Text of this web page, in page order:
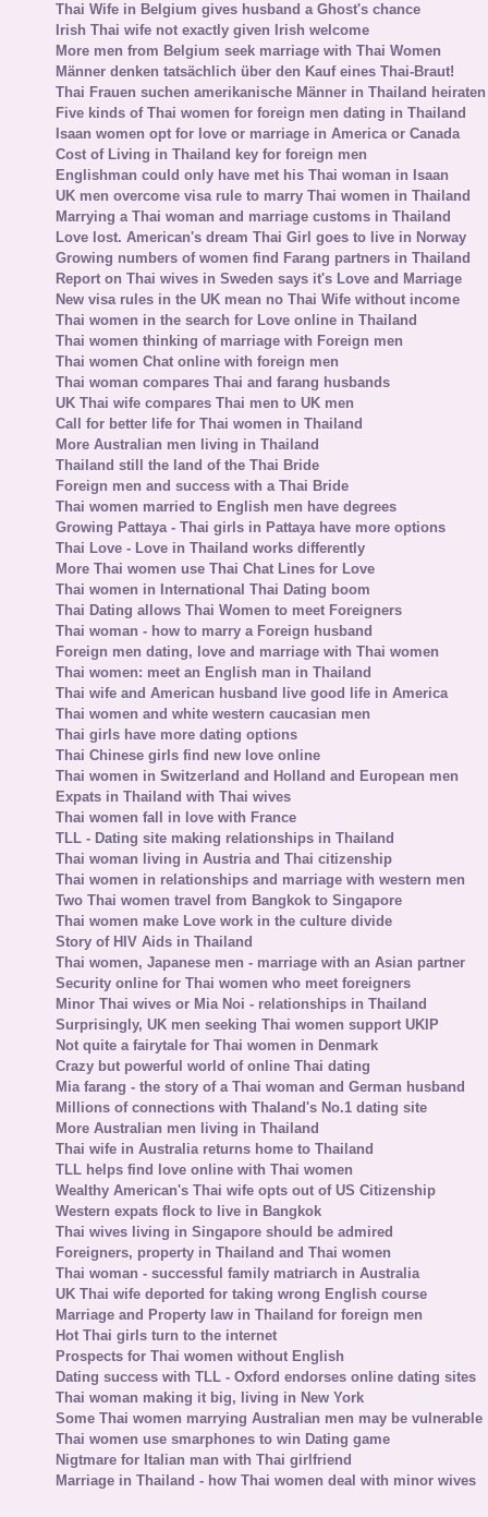
Thai Wife in Belgium gives husband a Ghost's chance
Irish Thai wife not exactly given Irish welcome
More men from Belgium seek marriage with Thai Women
Männer denken tatsächlich über den Kauf eines Thai-Braut!
Thai Frauen suchen amerikanische Männer in Thailand heiraten
Five kinds of Thai women for foreign men dating in Thailand
Isaan women opt for love or marriage in America or Canada
Cost of Living in Thailand key for foreign men
Englishman could only have met his Thai woman in Isaan
UK men overcome visa rule to marry Thai women in Thailand
Marrying a Thai woman and marriage customs in Thailand
Love lost. American's dream Thai Girl goes to live in Norway
Growing numbers of women find Farang partners in Thailand
Report on Thai wives in Sweden says it's Love and Marriage
New visa rules in the UK mean no Thai Wife without income
Thai women in the search for Love online in Thailand
Thai women thinking of marriage with Foreign men
Thai women Chat online with foreign men
Thai woman compares Thai and farang husbands
UK Thai wife compares Thai men to UK men
Call for better life for Thai women in Thailand
More Australian men living in Thailand
Thailand still the land of the Thai Bride
Foreign men and success with a Thai Bride
Thai women married to English men have degrees
Growing Pattaya - Thai girls in Pattaya have more options
Thai Love - Love in Thailand works differently
More Thai women use Thai Chat Lines for Love
Thai women in International Thai Dating boom
Thai Dating allows Thai Women to meet Foreigners
Thai woman - how to marry a Foreign husband
Foreign men dating, love and marriage with Thai women
Thai women: meet an English man in Thailand
Thai wife and American husband live good life in America
Thai women and white western caucasian men
Thai girls have more dating options
Thai Chinese girls find new love online
Thai women in Switzerland and Holland and European men
Expats in Thailand with Thai wives
Thai women fall in love with France
TLL - Dating site making relationships in Thailand
Thai woman living in Austria and Thai citizenship
Thai women in relationships and marriage with western men
Two Thai women travel from Bangkok to Singapore
Thai women make Love work in the culture divide
Story of HIV Aids in Thailand
Thai women, Japanese men - marriage with an Asian partner
Security online for Thai women who meet foreigners
Minor Thai wives or Mia Noi - relationships in Thailand
Surprisingly, UK men seeking Thai women support UKIP
Not quite a fairytale for Thai women in Denmark
Crazy but powerful world of online Thai dating
Mia farang - the story of a Thai woman and German husband
Millions of connections with Thaland's No.1 dating site
More Australian men living in Thailand
Thai wife in Australia returns home to Thailand
TLL helps find love online with Thai women
Wealthy American's Thai wife opts out of US Citizenship
Western expats flock to live in Bangkok
Thai wives living in Singapore should be admired
Foreigners, property in Thailand and Thai women
Thai woman - successful family matriarch in Australia
UK Thai wife deported for taking wrong English course
Marriage and Property law in Thailand for foreign men
Hot Thai girls turn to the internet
Prospects for Thai women without English
Dating success with TLL - Oxford endorses online dating sites
Thai woman making it big, living in New York
Some Thai women marrying Australian men may be vulnerable
Thai women use smarphones to win Dating game
Nigtmare for Italian man with Thai girlfriend
Marriage in Thailand - how Thai women deal with minor wives